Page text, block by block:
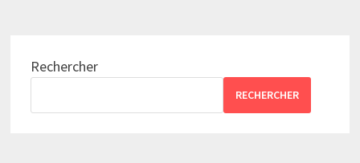
Rechercher
RECHERCHER